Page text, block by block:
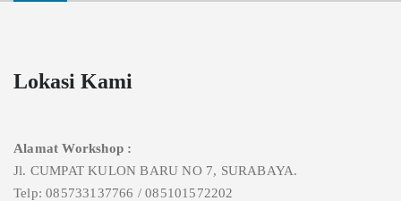
Lokasi Kami
Alamat Workshop :
Jl. CUMPAT KULON BARU NO 7, SURABAYA.
Telp: 085733137766 / 085101572202